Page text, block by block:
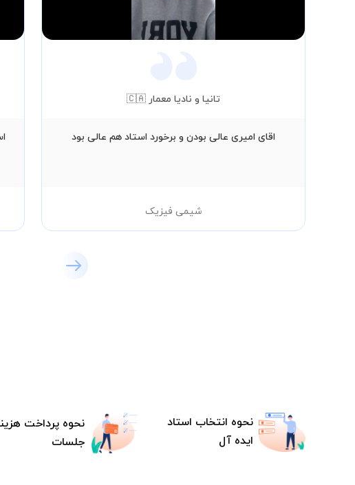
Video
تانیا و نادیا معمار 🇨🇦
اقای امیری عالی بودن و برخورد استاد هم عالی بود
شیمی فیزیک
نحوه انتخاب استاد
ایده آل
نحوه پرداخت
جلسات